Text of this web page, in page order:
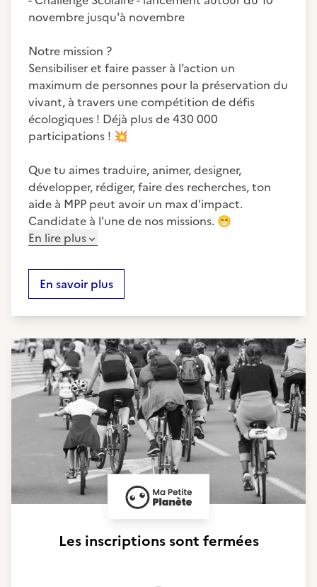
novembre jusqu'à novembre
Notre mission ?
Sensibiliser et faire passer à l’action un
maximum de personnes pour la préservation du
vivant, à travers une compétition de défis
écologiques ! Déjà plus de 430 000
participations ! 💥
Que tu aimes traduire, animer, designer,
développer, rédiger, faire des recherches, ton
aide à MPP peut avoir un max d'impact.
Candidate à l'une de nos missions. 😁
En lire plus
En savoir plus
Les inscriptions sont fermées